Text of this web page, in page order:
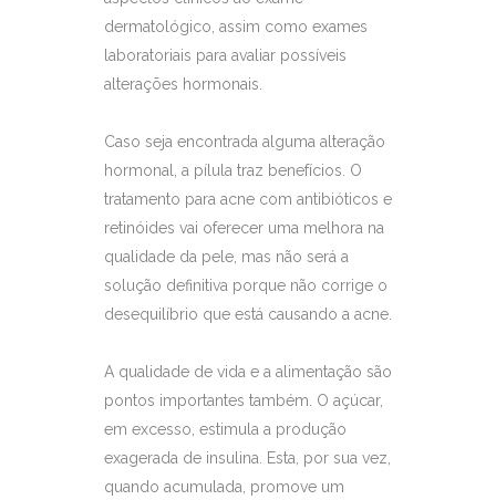
dermatológico, assim como exames
laboratoriais para avaliar possíveis
alterações hormonais.
Caso seja encontrada alguma alteração
hormonal, a pílula traz benefícios. O
tratamento para acne com antibióticos e
retinóides vai oferecer uma melhora na
qualidade da pele, mas não será a
solução definitiva porque não corrige o
desequilíbrio que está causando a acne.
A qualidade de vida e a alimentação são
pontos importantes também. O açúcar,
em excesso, estimula a produção
exagerada de insulina. Esta, por sua vez,
quando acumulada, promove um